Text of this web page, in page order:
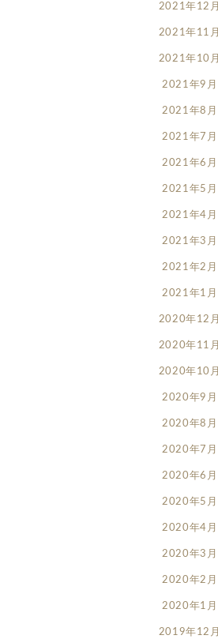
2021年12月
2021年11月
2021年10月
2021年9月
2021年8月
2021年7月
2021年6月
2021年5月
2021年4月
2021年3月
2021年2月
2021年1月
2020年12月
2020年11月
2020年10月
2020年9月
2020年8月
2020年7月
2020年6月
2020年5月
2020年4月
2020年3月
2020年2月
2020年1月
2019年12月